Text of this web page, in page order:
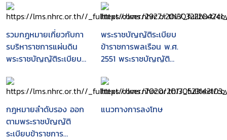
รวมกฎหมายเกี่ยวกับกา
รบริหาราชการแผ่นดิน
พระราชบัญญัติระเบียบ
2534 (แก้ไขเพิ่มเติม
พ.ศ. 2550) พระราช
บัญญัติระเบียบ
ข้าราชการพลเรือน พ.ศ.
2551 ระเบียบสำนักนายก
พระราชบัญญัติระเบียบ
ข้าราชการพลเรือน พ.ศ.
2551 พระราชบัญญัติ
(ฉบับที่ 23) พ.ศ. 2551
พระราชบัญญัติเงินเดือน
และเงินประจำตำแหน่ง
กฎหมายลำดับรอง ออก
ตามพระราชบัญญัติ
ระเบียบข้าราชการ
แนวทางการลงโทษ